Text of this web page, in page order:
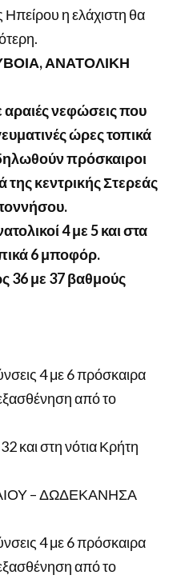
Ηπείρου η ελάχιστη θα
ΑΝΑΤΟΛΙΚΗ
αραιές νεφώσεις που
ώρες τοπικά
πρόσκαιροι
της κεντρικής Στερεάς
4 με 5 και στα
6 μποφόρ.
36 με 37 βαθμούς
4 με 6 πρόσκαιρα
από το
και στη νότια Κρήτη
– ΔΩΔΕΚΑΝΗΣΑ
4 με 6 πρόσκαιρα
από το